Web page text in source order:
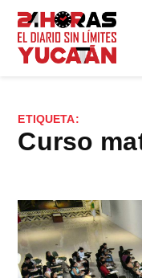
Saltar
contenido
ETIQUETA:
curso